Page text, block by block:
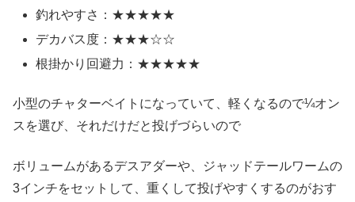
釣れやすさ：★★★★★
デカバス度：★★★☆☆
根掛かり回避力：★★★★★
小型のチャターベイトになっていて、軽くなるので¼オン
スを選び、それだけだと投げづらいので
ボリュームがあるデスアダーや、ジャッドテールワームの
3インチをセットして、重くして投げやすくするのがおす